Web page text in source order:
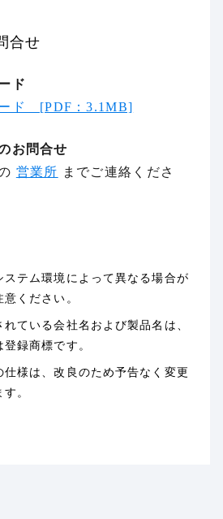
合せ
ド
ド [PDF：3.1MB]
お問合せ
営業所 までご連絡くださ
ステム環境によって異なる場合が
ください。
ている会社名および製品名は、
録商標です。
仕様は、改良のため予告なく変更
。